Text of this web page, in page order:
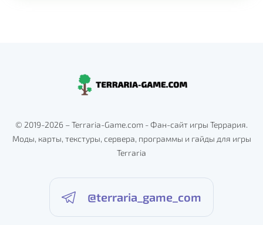
© 2019-2026 – Terraria-Game.com - Фан-сайт игры Террария.
Моды, карты, текстуры, сервера, программы и гайды для игры
Terraria
@terraria_game_com